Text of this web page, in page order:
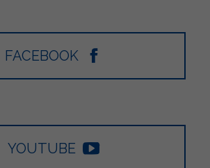
FACEBOOK
YOUTUBE